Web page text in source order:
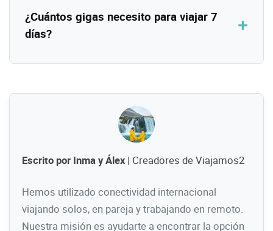
¿Cuántos gigas necesito para viajar 7
días?
Escrito por Inma y Álex | Creadores de Viajamos2
Hemos utilizado conectividad internacional
viajando solos, en pareja y trabajando en remoto.
Nuestra misión es ayudarte a encontrar la opción